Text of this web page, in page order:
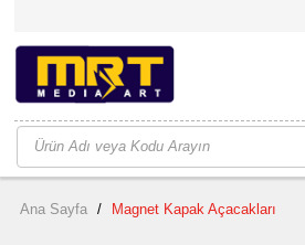
Ana Sayfa / Magnet Kapak Açacakları